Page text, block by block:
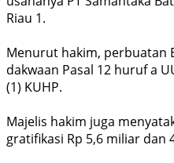
Riau 1.
Menurut hakim, perbuatan
dakwaan Pasal 12 huruf a
(1) KUHP.
Majelis hakim juga
gratifikasi Rp 5,6 miliar dan